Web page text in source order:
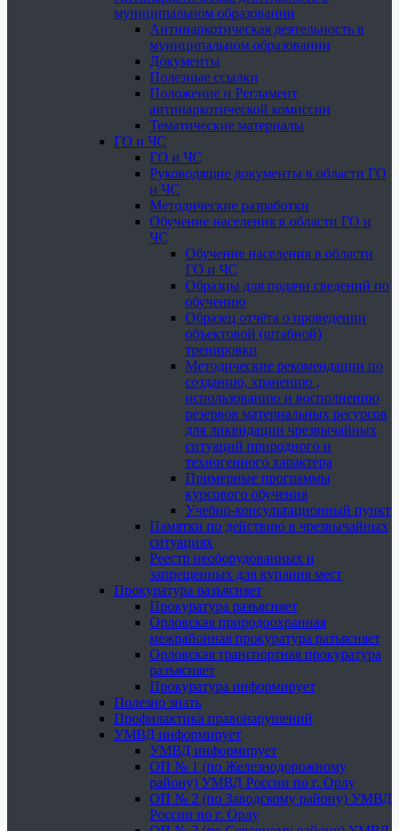
муниципальном образовании
Антинаркотическая деятельность в
муниципальном образовании
Документы
Полезные ссылки
Положение и Регламент
антинаркотической комиссии
Тематические материалы
ГО и ЧС
ГО и ЧС
Руководящие документы в области ГО
и ЧС
Методические разработки
Обучение населения в области ГО и
ЧС
Обучение населения в области
ГО и ЧС
Образцы для подачи сведений по
обучению
Образец отчёта о проведении
объектовой (штабной)
тренировки
Методические рекомендации по
созданию, хранению ,
использованию и восполнению
резервов материальных ресурсов
для ликвидации чрезвычайных
ситуаций природного и
техногенного характера
Примерные программы
курсового обучения
Учебно-консультационный пункт
Памятки по действию в чрезвычайных
ситуациях
Реестр необорудованных и
запрещенных для купания мест
Прокуратура разъясняет
Прокуратура разъясняет
Орловская природоохранная
межрайонная прокуратура разъясняет
Орловская транспортная прокуратура
разъясняет
Прокуратура информирует
Полезно знать
Профилактика правонарушений
УМВД информирует
УМВД информирует
ОП № 1 (по Железнодорожному
району) УМВД России по г. Орлу
ОП № 2 (по Заводскому району) УМВД
России по г. Орлу